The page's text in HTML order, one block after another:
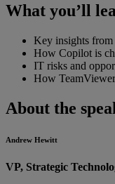
What you’ll
Key insights from
How Copilot is
IT risks and
How
About the
Andrew Hewitt
VP, Strategic